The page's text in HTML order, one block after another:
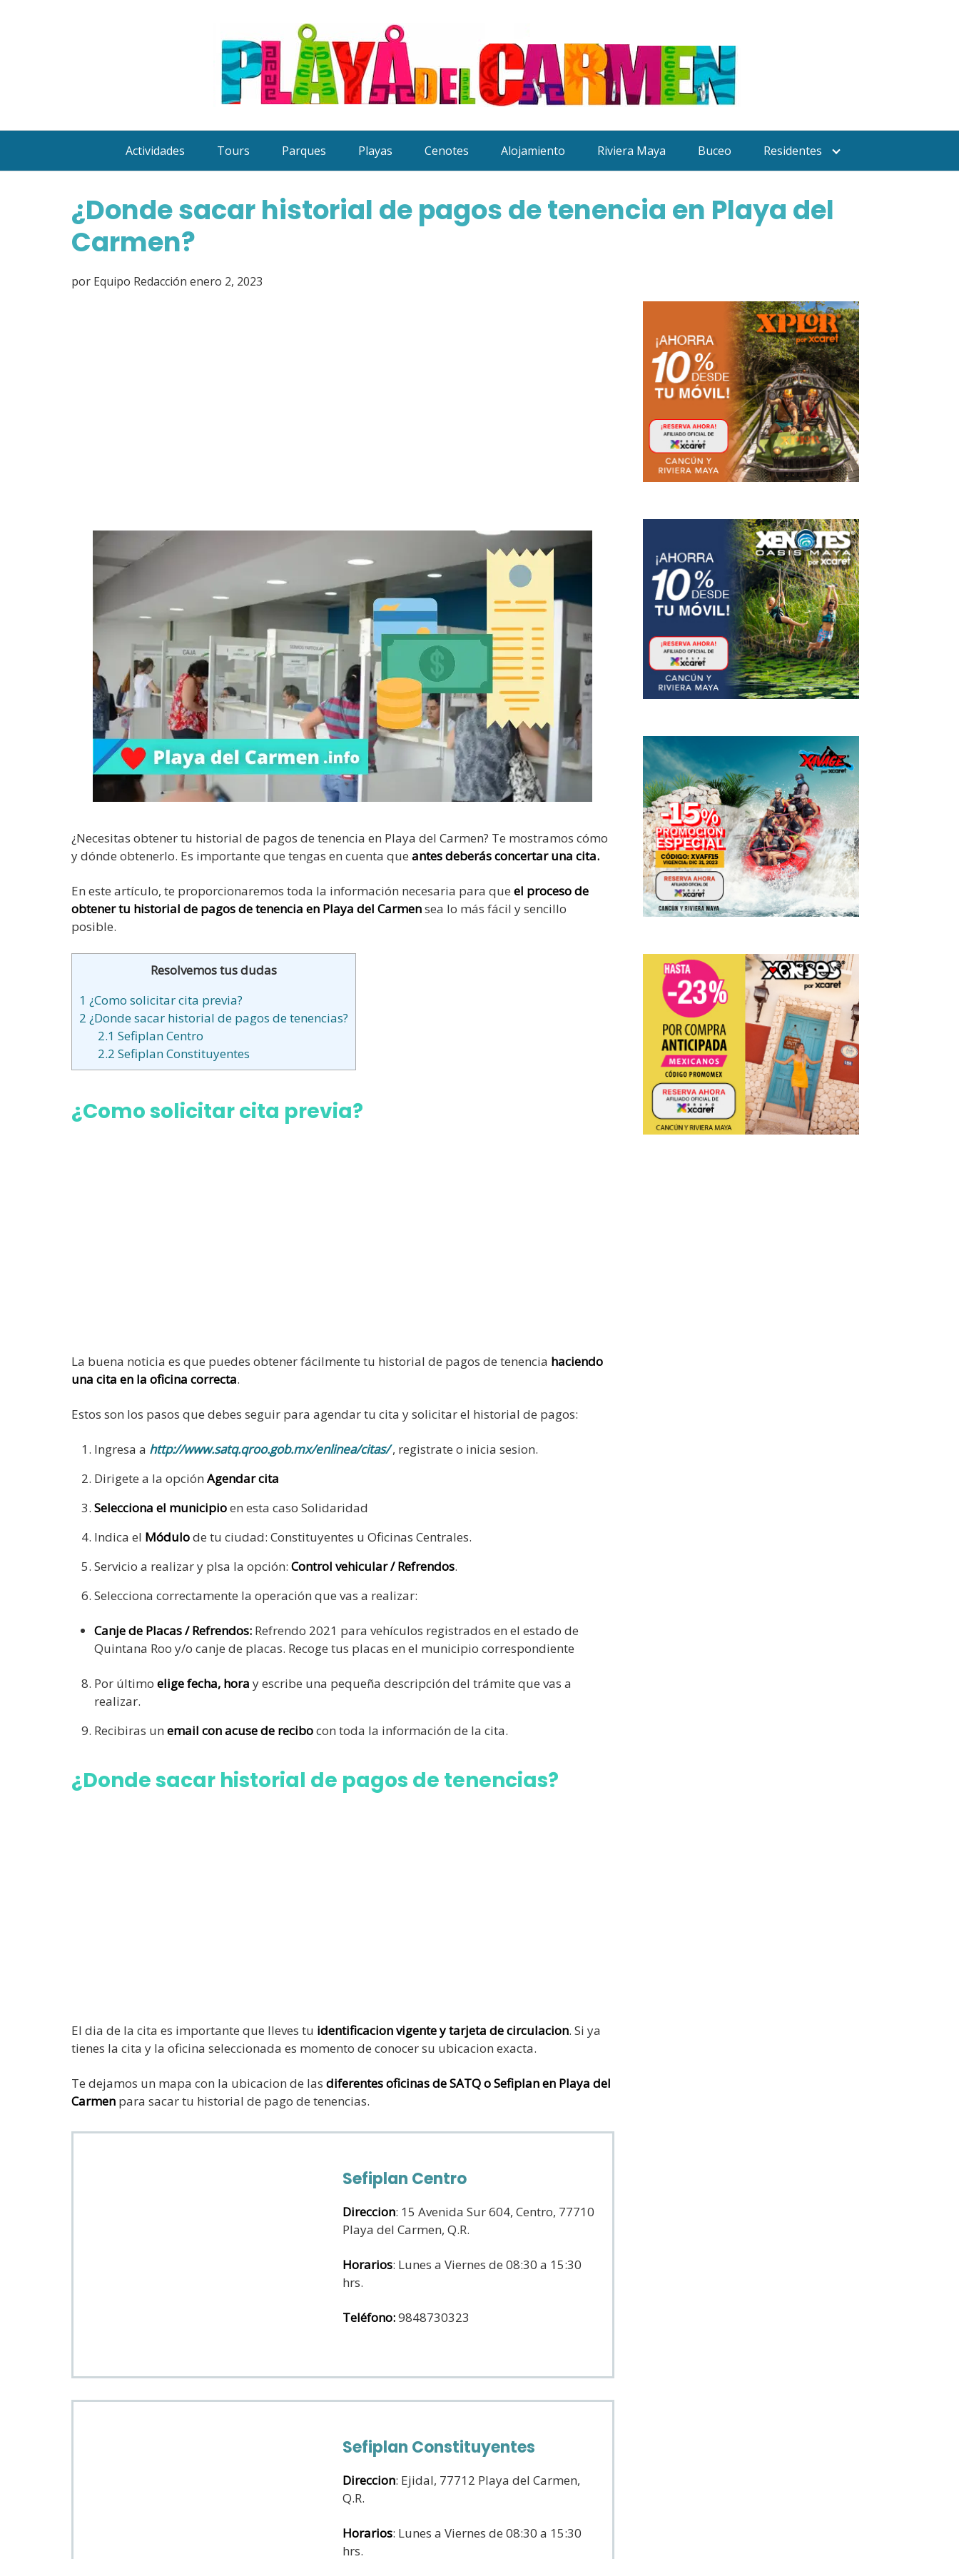
Actividades Tours Parques Playas Cenotes Alojamiento Riviera Maya Buceo Residentes
¿Donde sacar historial de pagos de tenencia en Playa del
Carmen?
por Equipo Redacción enero 2, 2023
¿Necesitas obtener tu historial de pagos de tenencia en Playa del Carmen? Te mostramos cómo
y dónde obtenerlo. Es importante que tengas en cuenta que antes deberás concertar una cita.
En este artículo, te proporcionaremos toda la información necesaria para que el proceso de
obtener tu historial de pagos de tenencia en Playa del Carmensea lo más fácil y sencillo
posible.
Resolvemos tus dudas
1 ¿Como solicitar cita previa?
2 ¿Donde sacar historial de pagos de tenencias?
2.1 Sefiplan Centro
2.2 Sefiplan Constituyentes
¿Como solicitar cita previa?
La buena noticia es que puedes obtener fácilmente tu historial de pagos de tenencia haciendo
una cita en la oficina correcta.
Estos son los pasos que debes seguir para agendar tu cita y solicitar el historial de pagos:
Ingresa a http://www.satq.qroo.gob.mx/enlinea/citas/, registrate o inicia sesion.
Dirigete a la opción Agendar cita
Selecciona el municipioen esta caso Solidaridad
Indica el Módulode tu ciudad: Constituyentes u Oficinas Centrales.
Servicio a realizar y plsa la opción: Control vehicular / Refrendos.
Selecciona correctamente la operación que vas a realizar:
Canje de Placas / Refrendos: Refrendo 2021 para vehículos registrados en el estado de
Quintana Roo y/o canje de placas. Recoge tus placas en el municipio correspondiente
Por último elige fecha, hora y escribe una pequeña descripción del trámite que vas a
realizar.
Recibiras un email con acuse de recibocon toda la información de la cita.
¿Donde sacar historial de pagos de tenencias?
El dia de la cita es importante que lleves tu identificacion vigente y tarjeta de circulacion. Si ya
tienes la cita y la oficina seleccionada es momento de conocer su ubicacion exacta.
Te dejamos un mapa con la ubicacion de las diferentes oficinas de SATQ o Sefiplan en Playa del
Carmen para sacar tu historial de pago de tenencias.
Sefiplan Centro
Direccion: 15 Avenida Sur 604, Centro, 77710
Playa del Carmen, Q.R.
Horarios: Lunes a Viernes de 08:30 a 15:30
hrs.
Teléfono:9848730323
Sefiplan Constituyentes
Direccion: Ejidal, 77712 Playa del Carmen,
Q.R.
Horarios: Lunes a Viernes de 08:30 a 15:30
hrs.